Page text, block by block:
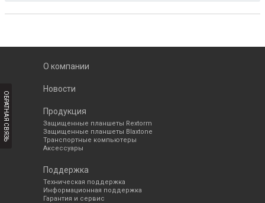
О компании
Новости
Продукция
Защищенные планшеты Rextorm
Защищенные планшеты Blaxtone
Транспортные компьютеры
Аксессуары
Поддержка
Техническая поддержка
Информационная поддержка
Гарантия и сервис
ОБРАТНАЯ СВЯЗЬ